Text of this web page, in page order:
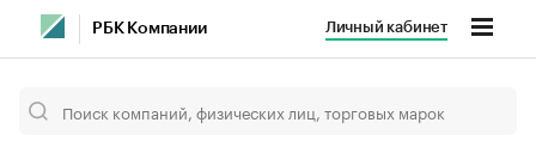
РБК Компании Личный кабинет